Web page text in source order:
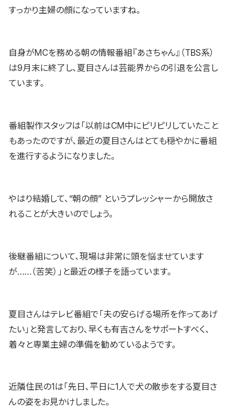
すっかり主婦の顔になっていますね。
自身がMCを務める朝の情報番組『あさちゃん』（TBS系）
は9月末に終了し、夏目さんは芸能界からの引退を公言し
ています。
番組製作スタッフは「以前はCM中にピリピリしていたこと
もあったのですが、最近の夏目さんはとても穏やかに番組
を進行するようになりました。
やはり結婚して、“朝の顔” というプレッシャーから開放さ
れることが大きいのでしょう。
後継番組について、現場は非常に頭を悩ませています
が……（苦笑）」と最近の様子を語っています。
夏目さんはテレビ番組で「夫の安らげる場所を作ってあげ
たい」と発言しており、早くも有吉さんをサポートすべく、
着々と専業主婦の準備を勧めているようです。
近隣住民の1は「先日、平日に1人で犬の散歩をする夏目さ
んの姿をお見かけしました。